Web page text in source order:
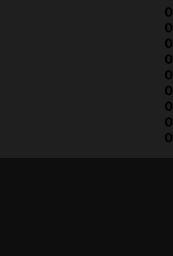
0
0
0
0
0
0
0
0
0